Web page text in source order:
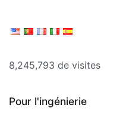
8,245,793 de visites
Pour l'ingénierie